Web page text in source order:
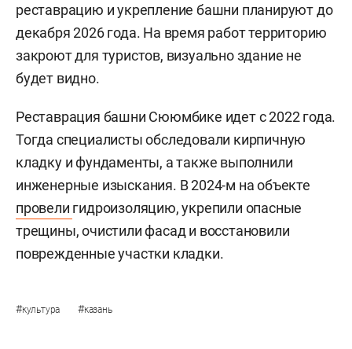
реставрацию и укрепление башни планируют до
декабря 2026 года. На время работ территорию
закроют для туристов, визуально здание не
будет видно.
Реставрация башни Сююмбике идет с 2022 года.
Тогда специалисты обследовали кирпичную
кладку и фундаменты, а также выполнили
инженерные изыскания. В 2024-м на объекте
провели гидроизоляцию, укрепили опасные
трещины, очистили фасад и восстановили
поврежденные участки кладки.
#культура #казань